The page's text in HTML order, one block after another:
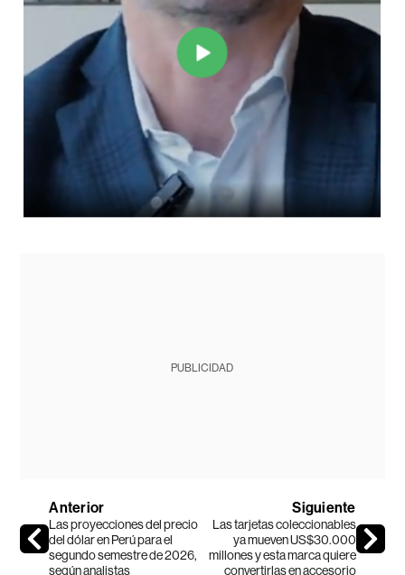
PUBLICIDAD
Anterior
Las proyecciones del precio
del dólar en Perú para el
segundo semestre de 2026,
según analistas
Siguiente
Las tarjetas coleccionables
ya mueven US$30.000
millones y esta marca quiere
convertirlas en accesorio